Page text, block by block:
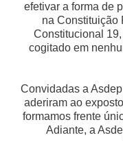
efetivar a forma de
na Constituição
Constitucional 19,
cogitado em
Convidadas a
aderiram ao
formamos frente
Adiante, a